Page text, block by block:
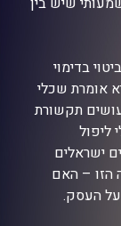
בדימוי
אומרת שכלי
תקשורת
ליפול
ישראלים
הזו – האם
על העסק.